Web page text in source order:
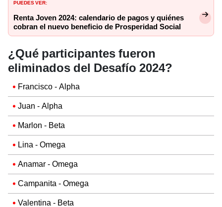
PUEDES VER:
Renta Joven 2024: calendario de pagos y quiénes
cobran el nuevo beneficio de Prosperidad Social
¿Qué participantes fueron
eliminados del Desafío 2024?
Francisco - Alpha
Juan - Alpha
Marlon - Beta
Lina - Omega
Anamar - Omega
Campanita - Omega
Valentina - Beta